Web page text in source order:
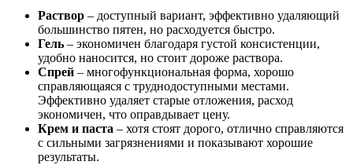
Раствор – доступный вариант, эффективно удаляющий
большинство пятен, но расходуется быстро.
Гель – экономичен благодаря густой консистенции,
удобно наносится, но стоит дороже раствора.
Спрей – многофункциональная форма, хорошо
справляющаяся с труднодоступными местами.
Эффективно удаляет старые отложения, расход
экономичен, что оправдывает цену.
Крем и паста – хотя стоят дорого, отлично справляются
с сильными загрязнениями и показывают хорошие
результаты.